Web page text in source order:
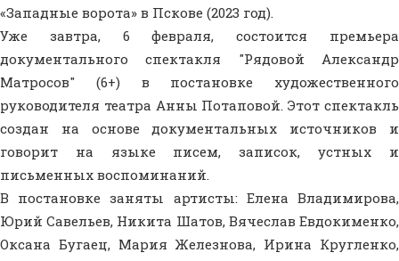
«Западные ворота» в Пскове (2023 год).
Уже завтра, 6 февраля, состоится премьера
документального спектакля "Рядовой Александр
Матросов" (6+) в постановке художественного
руководителя театра Анны Потаповой. Этот спектакль
создан на основе документальных источников и
говорит на языке писем, записок, устных и
письменных воспоминаний.
В постановке заняты артисты: Елена Владимирова,
Юрий Савельев, Никита Шатов, Вячеслав Евдокименко,
Оксана Бугаец, Мария Железнова, Ирина Кругленко,